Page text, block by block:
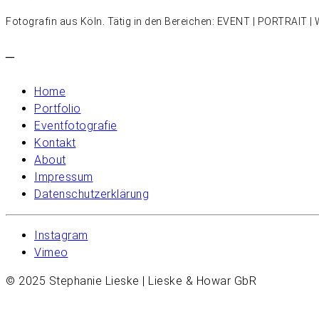
Fotografin aus Köln. Tätig in den Bereichen: EVENT | PORTRAIT |
–
Home
Portfolio
Eventfotografie
Kontakt
About
Impressum
Datenschutzerklärung
Instagram
Vimeo
© 2025 Stephanie Lieske | Lieske & Howar GbR